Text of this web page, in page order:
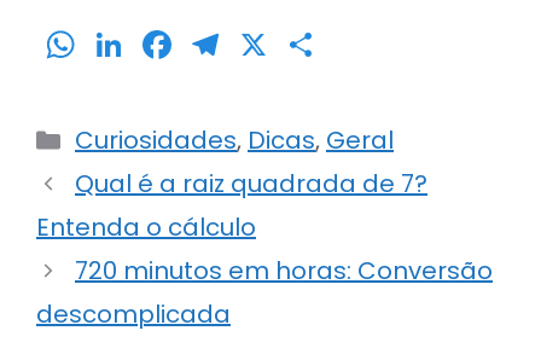
W
a
ts
A
p
p
Li
k
e
dI
n
F
c
e
b
o
o
k
T
e
gr
a
m
X
ar
e
Categorias
Curiosidades, Dicas, Geral
Qual é a raiz quadrada de 7?
Entenda o cálculo
720 minutos em horas: Conversão
descomplicada